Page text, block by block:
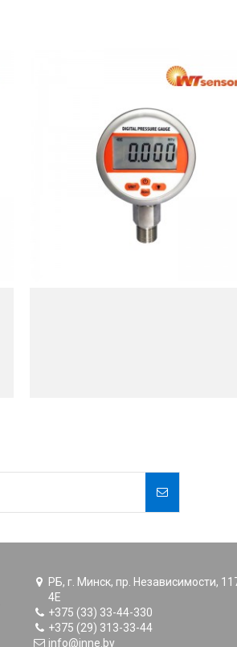
РБ, г. Минск, пр. Независимости,
4E
+375 (33) 33-44-330
+375 (29) 313-33-44
info@inne.by